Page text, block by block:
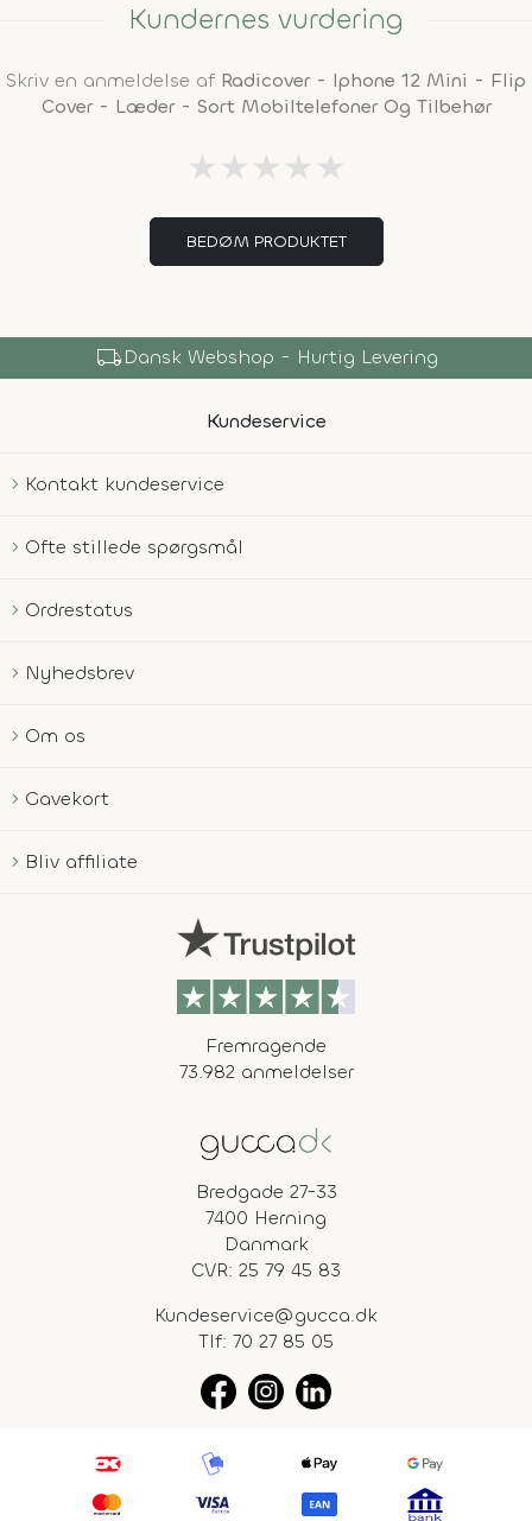
Kundernes vurdering
Skriv en anmeldelse af Radicover - Iphone 12 Mini - Flip
Cover - Læder - Sort Mobiltelefoner Og Tilbehør
★ ★ ★ ★ ★
BEDØM PRODUKTET
local_shippingDansk Webshop - Hurtig Levering
Kundeservice
Kontakt kundeservice
Ofte stillede spørgsmål
Ordrestatus
Nyhedsbrev
Om os
Gavekort
Bliv affiliate
Fremragende
73.982 anmeldelser
Bredgade 27-33
7400 Herning
Danmark
CVR: 25 79 45 83
Kundeservice@gucca.dk
Tlf: 70 27 85 05